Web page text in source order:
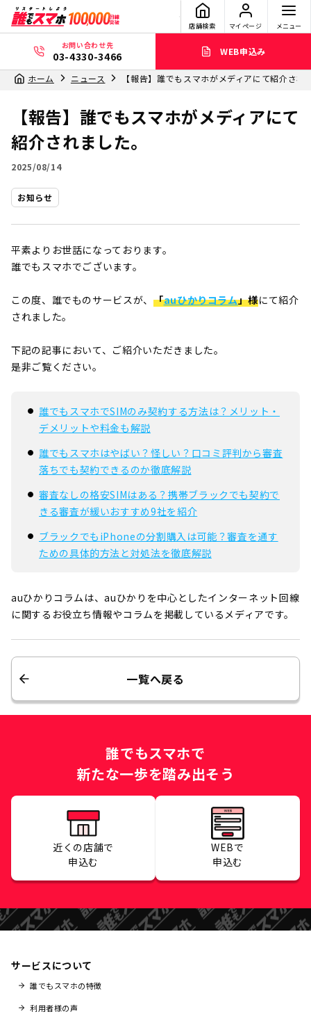
店舗検索 マイページ メニュー
お問い合わせ先
03-4330-3466 WEB申込み
ホーム ニュース 【報告】誰でもスマホがメディアにて紹介され
【報告】誰でもスマホがメディアにて
紹介されました。
2025/08/14
お知らせ
平素よりお世話になっております。
誰でもスマホでございます。
この度、誰でものサービスが、 「auひかりコラム」様にて紹介
されました。
下記の記事において、ご紹介いただきました。
是非ご覧ください。
誰でもスマホでSIMのみ契約する方法は？メリット・
デメリットや料金も解説
誰でもスマホはやばい？怪しい？口コミ評判から審査
落ちでも契約できるのか徹底解説
審査なしの格安SIMはある？携帯ブラックでも契約で
きる審査が緩いおすすめ9社を紹介
ブラックでもiPhoneの分割購入は可能？審査を通す
ための具体的方法と対処法を徹底解説
auひかりコラムは、auひかりを中心としたインターネット回線
に関するお役立ち情報やコラムを掲載しているメディアです。
一覧へ戻る
誰でもスマホで
新たな一歩を踏み出そう
近くの店舗で
申込む
WEBで
申込む
サービスについて
誰でもスマホの特徴
利用者様の声